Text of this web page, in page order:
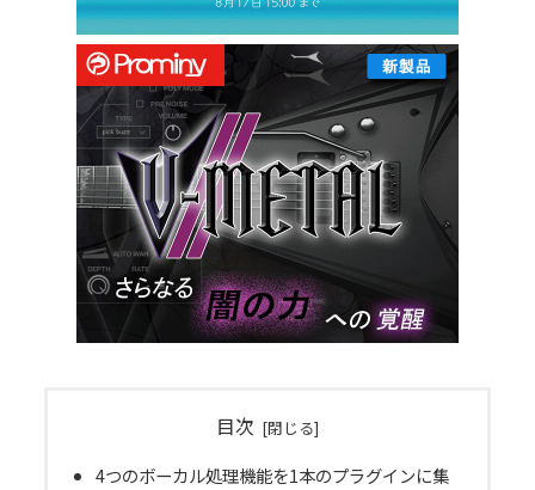
目次
4つのボーカル処理機能を1本のプラグインに集